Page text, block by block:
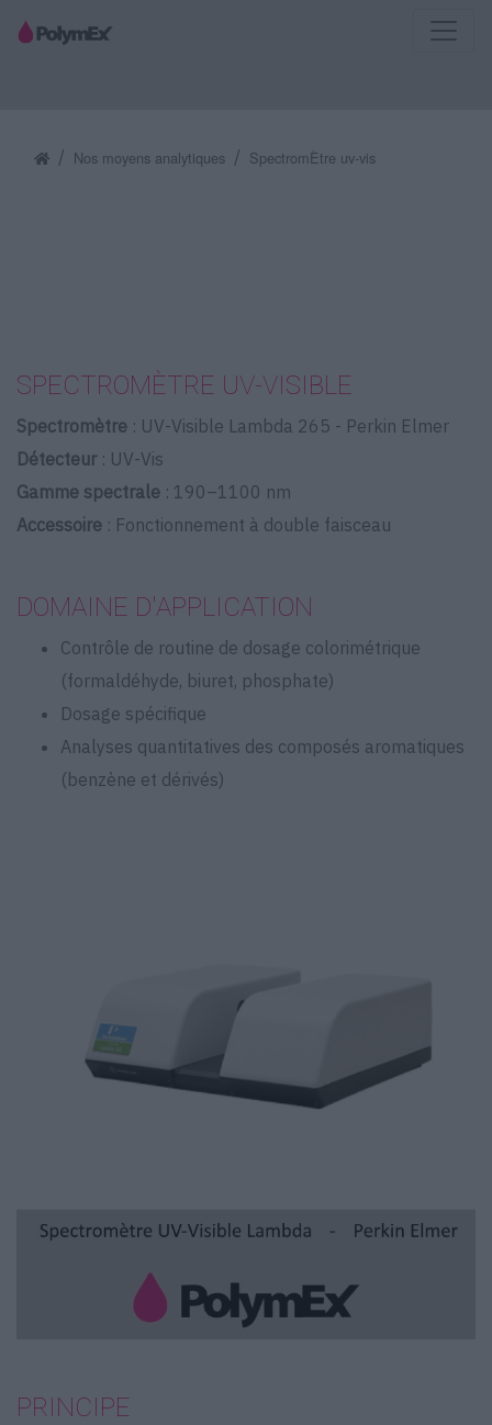
Nos moyens analytiques SpectromÈtre uv-vis
SPECTROMÈTRE UV-VISIBLE
Spectromètre : UV-Visible Lambda 265 - Perkin Elmer
Détecteur: UV-Vis
Gamme spectrale : 190–1100 nm
Accessoire : Fonctionnement à double faisceau
DOMAINE D'APPLICATION
Contrôle de routine de dosage colorimétrique
(formaldéhyde, biuret, phosphate)
Dosage spécifique
Analyses quantitatives des composés aromatiques
(benzène et dérivés)
PRINCIPE